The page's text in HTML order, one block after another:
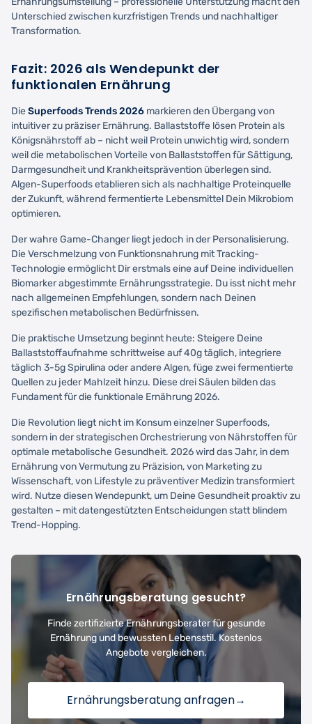
Unterschied zwischen kurzfristigen Trends und nachhaltiger
Transformation.
Fazit: 2026 als Wendepunkt der
funktionalen Ernährung
DieSuperfoods Trends 2026 markieren den Übergang von
intuitiver zu präziser Ernährung. Ballaststoffe lösen Protein als
Königsnährstoff ab – nicht weil Protein unwichtig wird, sondern
weil die metabolischen Vorteile von Ballaststoffen für Sättigung,
Darmgesundheit und Krankheitsprävention überlegen sind.
Algen-Superfoods etablieren sich als nachhaltige Proteinquelle
der Zukunft, während fermentierte Lebensmittel Dein Mikrobiom
optimieren.
Der wahre Game-Changer liegt jedoch in der Personalisierung.
Die Verschmelzung von Funktionsnahrung mit Tracking-
Technologie ermöglicht Dir erstmals eine auf Deine individuellen
Biomarker abgestimmte Ernährungsstrategie. Du isst nicht mehr
nach allgemeinen Empfehlungen, sondern nach Deinen
spezifischen metabolischen Bedürfnissen.
Die praktische Umsetzung beginnt heute: Steigere Deine
Ballaststoffaufnahme schrittweise auf 40g täglich, integriere
täglich 3-5g Spirulina oder andere Algen, füge zwei fermentierte
Quellen zu jeder Mahlzeit hinzu. Diese drei Säulen bilden das
Fundament für die funktionale Ernährung 2026.
Die Revolution liegt nicht im Konsum einzelner Superfoods,
sondern in der strategischen Orchestrierung von Nährstoffen für
optimale metabolische Gesundheit. 2026 wird das Jahr, in dem
Ernährung von Vermutung zu Präzision, von Marketing zu
Wissenschaft, von Lifestyle zu präventiver Medizin transformiert
wird. Nutze diesen Wendepunkt, um Deine Gesundheit proaktiv zu
gestalten – mit datengestützten Entscheidungen statt blindem
Trend-Hopping.
Ernährungsberatung gesucht?
Finde zertifizierte Ernährungsberater für gesunde
Ernährung und bewussten Lebensstil. Kostenlos
Angebote vergleichen.
Ernährungsberatung anfragen→